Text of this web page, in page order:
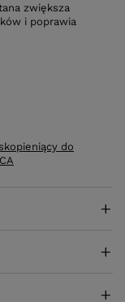
zwiększa
i poprawia
do